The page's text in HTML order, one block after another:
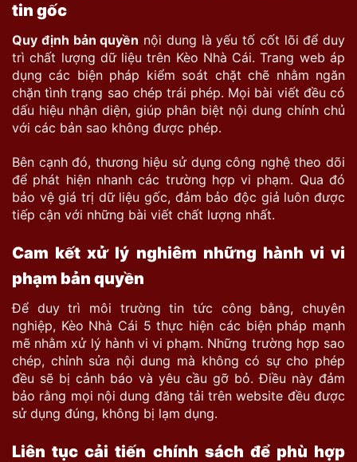
tin gốc
Quy định bản quyền nội dung là yếu tố cốt lõi để duy
trì chất lượng dữ liệu trên Kèo Nhà Cái. Trang web áp
dụng các biện pháp kiểm soát chặt chẽ nhằm ngăn
chặn tình trạng sao chép trái phép. Mọi bài viết đều có
dấu hiệu nhận diện, giúp phân biệt nội dung chính chủ
với các bản sao không được phép.
Bên cạnh đó, thương hiệu sử dụng công nghệ theo dõi
để phát hiện nhanh các trường hợp vi phạm. Qua đó
bảo vệ giá trị dữ liệu gốc, đảm bảo độc giả luôn được
tiếp cận với những bài viết chất lượng nhất.
Cam kết xử lý nghiêm những hành vi vi
phạm bản quyền
Để duy trì môi trường tin tức công bằng, chuyên
nghiệp, Kèo Nhà Cái 5 thực hiện các biện pháp mạnh
mẽ nhằm xử lý hành vi vi phạm. Những trường hợp sao
chép, chỉnh sửa nội dung mà không có sự cho phép
đều sẽ bị cảnh báo và yêu cầu gỡ bỏ. Điều này đảm
bảo rằng mọi nội dung đăng tải trên website đều được
sử dụng đúng, không bị lạm dụng.
Liên tục cải tiến chính sách để phù hợp